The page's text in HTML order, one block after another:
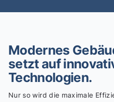
Modernes
setzt auf
Technologien.
Nur so wird die maximale